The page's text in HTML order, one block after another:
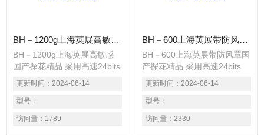
BH－1200g上海英展高敏感国产探花精品
BH－1200g上海英展高敏感
国产探花精品 采用高速24bits
AD，内部精度高达
1/600 000。 具有简易计数、
计重、百分比之功能。 具有
13种称重单位选择之功能。
具有自动校正、零点追踪、双
更新时间： 2024-06-14
型号：
访问量： 1789
BH－600上海英展带防风罩国产探花精品
BH－600上海英展带防风罩国
产探花精品 采用高速24bits
AD，内部精度高达
1/600 000。 具有简易计数、
计重、百分比之功能。 具有
13种称重单位选择之功能。
具有自动校正、零点追踪、双
更新时间： 2024-06-14
型号：
访问量： 2330